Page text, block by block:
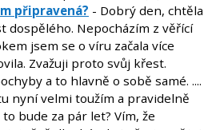
připravená? - Dobrý den, chtěla
dospělého. Nepocházím z věřící
jsem se o víru začala více
Zvažuji proto svůj křest.
a to hlavně o sobě samé. ....
nyní velmi toužím a pravidelně
bude za pár let? Vím, že